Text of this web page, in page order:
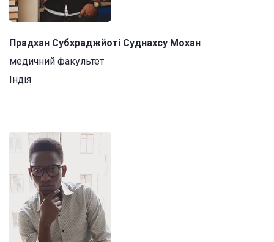
Прадхан Субхраджйоті Суднахсу Мохан
медичний факультет
Індія